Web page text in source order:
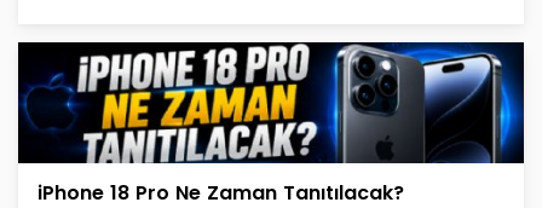
iPhone 18 Pro Ne Zaman Tanıtılacak?